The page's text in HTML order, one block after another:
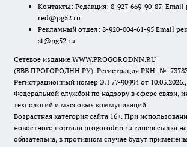
Контакты: Редакция: 8-927-669-90-87 Email
red@pg52.ru
Рекламный отдел: 8-920-004-61-95 Email
st@pg52.ru
Сетевое издание WWW.PROGORODNN.RU
(ВВВ.ПРОГОРОДНН.РУ). Регистрация РКН: №:
Регистрационный номер ЭЛ 77-90994 от
Федеральной службой по надзору в сфере связи,
технологий и массовых коммуникаций.
Возрастная категория сайта 16+. При
новостного портала progorodnn.ru гиперссылка
обязательна, в противном случае будут